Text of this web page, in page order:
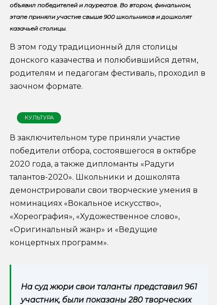
объявил победителей и лауреатов. Во втором, финальном,
этапе приняли участие свыше 900 школьников и дошколят
казачьей столицы.
В этом году традиционный для столицы
донского казачества и полюбившийся детям,
родителям и педагогам фестиваль, проходил в
заочном формате.
КУЛЬТУРА
В заключительном туре приняли участие
победители отбора, состоявшегося в октябре
2020 года, а также дипломанты «Радуги
талантов-2020». Школьники и дошколята
демонстрировали свои творческие умения в
номинациях «Вокальное искусство»,
«Хореография», «Художественное слово»,
«Оригинальный жанр» и «Ведущие
концертных программ».
На суд жюри свои таланты представил 961
участник, были показаны 280 творческих